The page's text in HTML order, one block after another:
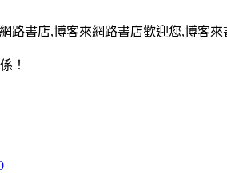
路書店,博客來網路書店歡迎您,博客
！